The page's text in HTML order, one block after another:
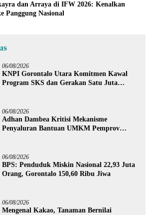
dan Arraya di IFW 2026: Kenalkan
Panggung Nasional
06/08/2026
KNPI Gorontalo Utara Komitmen Kawal
Program SKS dan Gerakan Satu Juta
06/08/2026
Adhan Dambea Kritisi Mekanisme
Penyaluran Bantuan UMKM Pemprov
06/08/2026
BPS: Penduduk Miskin Nasional 22,93 Juta
Orang, Gorontalo 150,60 Ribu Jiwa
06/08/2026
Mengenal Kakao, Tanaman Bernilai